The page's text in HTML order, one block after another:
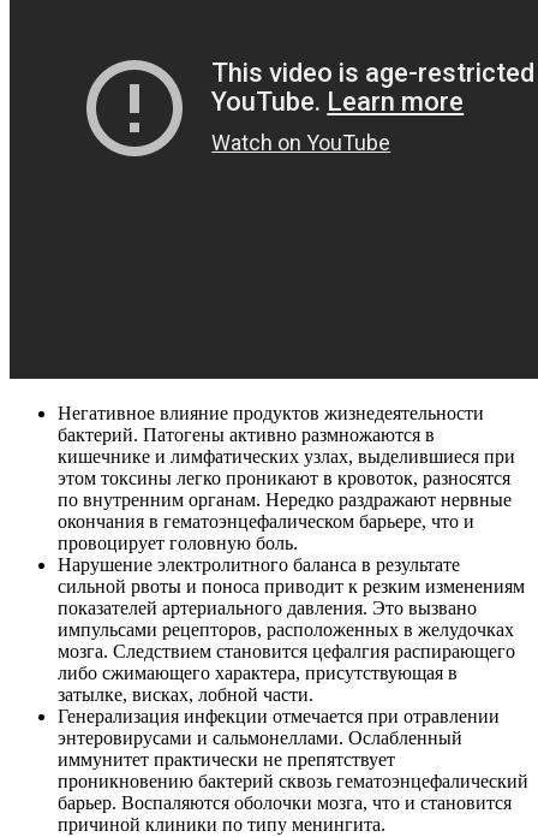
Негативное влияние продуктов жизнедеятельности
бактерий. Патогены активно размножаются в
кишечнике и лимфатических узлах, выделившиеся при
этом токсины легко проникают в кровоток, разносятся
по внутренним органам. Нередко раздражают нервные
окончания в гематоэнцефалическом барьере, что и
провоцирует головную боль.
Нарушение электролитного баланса в результате
сильной рвоты и поноса приводит к резким изменениям
показателей артериального давления. Это вызвано
импульсами рецепторов, расположенных в желудочках
мозга. Следствием становится цефалгия распирающего
либо сжимающего характера, присутствующая в
затылке, висках, лобной части.
Генерализация инфекции отмечается при отравлении
энтеровирусами и сальмонеллами. Ослабленный
иммунитет практически не препятствует
проникновению бактерий сквозь гематоэнцефалический
барьер. Воспаляются оболочки мозга, что и становится
причиной клиники по типу менингита.